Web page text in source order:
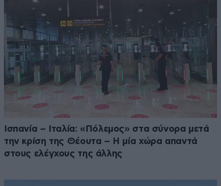
Ισπανία – Ιταλία: «Πόλεμος» στα σύνορα μετά
την κρίση της Θέουτα – Η μία χώρα απαντά
στους ελέγχους της άλλης